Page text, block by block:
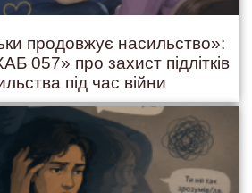
продовжує насильство»:
057» про захист підлітків
під час війни